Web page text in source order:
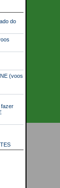
do
(voos
fazer